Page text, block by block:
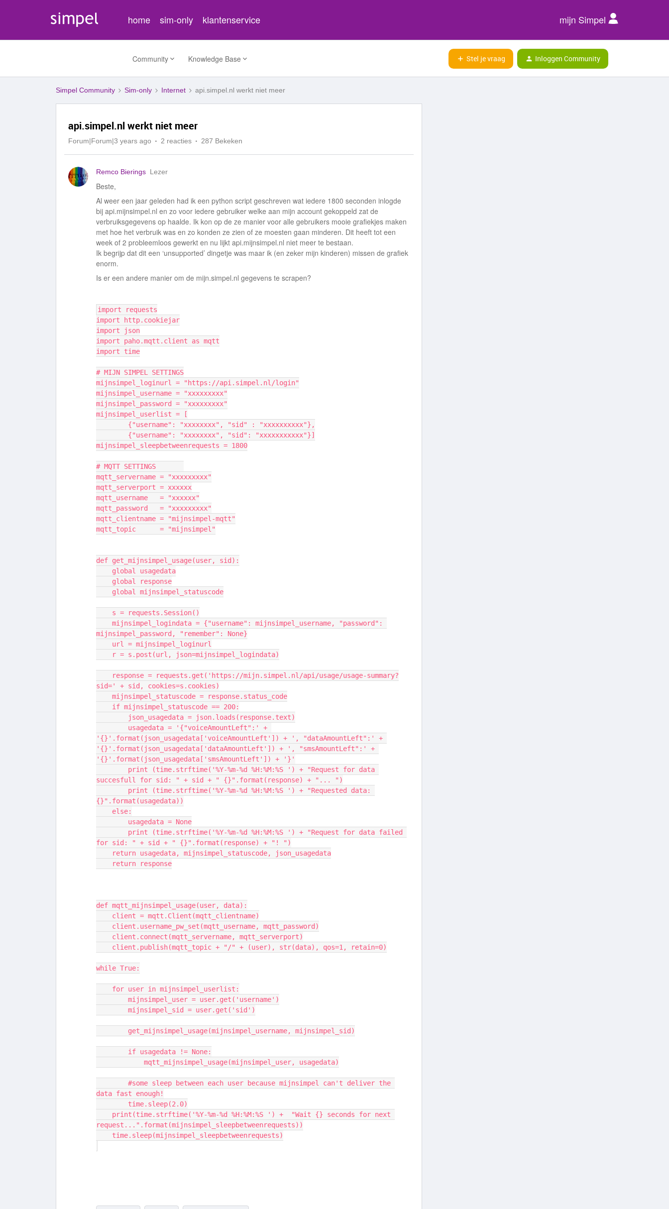
home sim-only klantenservice mijn Simpel
Community Knowledge Base Stel je vraag Inloggen Community
Simpel Community Sim-only Internet api.simpel.nl werkt niet meer
api.simpel.nl werkt niet meer
Forum|Forum|3 years ago 2 reacties 287 Bekeken
Remco Bierings Lezer
Beste,
Al weer een jaar geleden had ik een python script geschreven wat iedere 1800 seconden inlogde
bij api.mijnsimpel.nl en zo voor iedere gebruiker welke aan mijn account gekoppeld zat de
verbruiksgegevens op haalde. Ik kon op de ze manier voor alle gebruikers mooie grafiekjes maken
met hoe het verbruik was en zo konden ze zien of ze moesten gaan minderen. Dit heeft tot een
week of 2 probleemloos gewerkt en nu lijkt api.mijnsimpel.nl niet meer te bestaan.
Ik begrijp dat dit een ‘unsupported’ dingetje was maar ik (en zeker mijn kinderen) missen de grafiek
enorm.
Is er een andere manier om de mijn.simpel.nl gegevens te scrapen?
import requests
import http.cookiejar
import json
import paho.mqtt.client as mqtt
import time
# MIJN SIMPEL SETTINGS
mijnsimpel_loginurl = "https://api.simpel.nl/login"
mijnsimpel_username = "xxxxxxxxx"
mijnsimpel_password = "xxxxxxxxx"
mijnsimpel_userlist = [
        {"username": "xxxxxxxx", "sid" : "xxxxxxxxxx"},
        {"username": "xxxxxxxx", "sid": "xxxxxxxxxxx"}]
mijnsimpel_sleepbetweenrequests = 1800
# MQTT SETTINGS
mqtt_servername = "xxxxxxxxx"
mqtt_serverport = xxxxxx
mqtt_username   = "xxxxxx"
mqtt_password   = "xxxxxxxxx"
mqtt_clientname = "mijnsimpel-mqtt"
mqtt_topic      = "mijnsimpel"
def get_mijnsimpel_usage(user, sid):
    global usagedata
    global response
    global mijnsimpel_statuscode
    s = requests.Session()
mijnsimpel_password, "remember": None}
    url = mijnsimpel_loginurl
    r = s.post(url, json=mijnsimpel_logindata)
sid=' + sid, cookies=s.cookies)
    mijnsimpel_statuscode = response.status_code
    if mijnsimpel_statuscode == 200:
        json_usagedata = json.loads(response.text)
'{}'.format(json_usagedata['voiceAmountLeft']) + ', "dataAmountLeft":' +
'{}'.format(json_usagedata['dataAmountLeft']) + ', "smsAmountLeft":' +
'{}'.format(json_usagedata['smsAmountLeft']) + '}'
succesfull for sid: " + sid + " {}".format(response) + "... ")
{}".format(usagedata))
    else:
        usagedata = None
for sid: " + sid + " {}".format(response) + "! ")
    return usagedata, mijnsimpel_statuscode, json_usagedata
    return response
def mqtt_mijnsimpel_usage(user, data):
    client = mqtt.Client(mqtt_clientname)
    client.username_pw_set(mqtt_username, mqtt_password)
    client.connect(mqtt_servername, mqtt_serverport)
    client.publish(mqtt_topic + "/" + (user), str(data), qos=1, retain=0)
while True:
    for user in mijnsimpel_userlist:
        mijnsimpel_user = user.get('username')
        mijnsimpel_sid = user.get('sid')
        get_mijnsimpel_usage(mijnsimpel_username, mijnsimpel_sid)
        if usagedata != None:
            mqtt_mijnsimpel_usage(mijnsimpel_user, usagedata)
data fast enough!
        time.sleep(2.0)
request...".format(mijnsimpel_sleepbetweenrequests))
    time.sleep(mijnsimpel_sleepbetweenrequests)